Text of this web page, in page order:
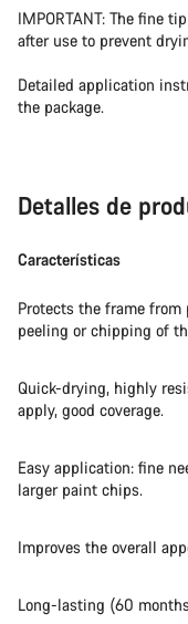
IMPORTANT: The fine
after use to prevent
Detailed application
the package.
Detalles de
Características
Protects the frame
peeling or chipping of
Quick-drying, highly
apply, good coverage.
Easy application: fine
larger paint chips.
Improves the overall
Long-lasting (60
¿Necesitas
preguntas.